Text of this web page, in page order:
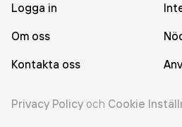
Logga in
Om oss
Kontakta oss
Privacy Policy och Cookie